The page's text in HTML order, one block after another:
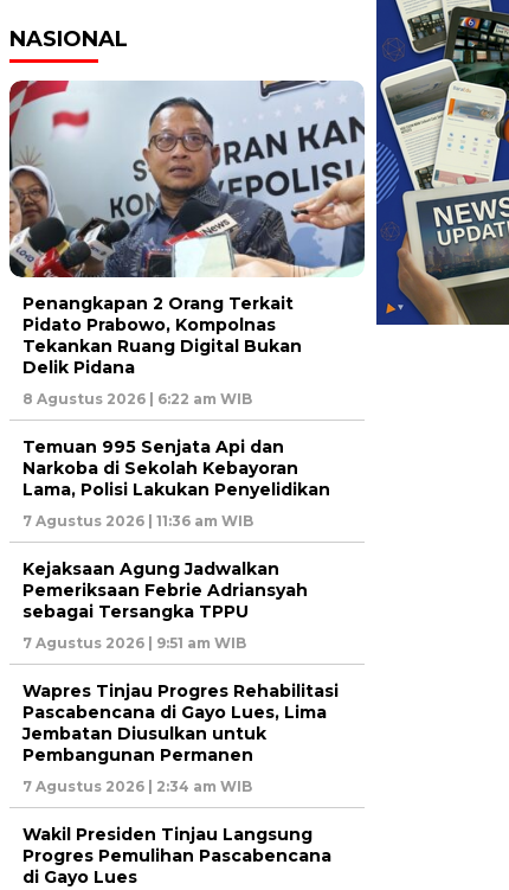
NASIONAL
Penangkapan 2 Orang Terkait
Pidato Prabowo, Kompolnas
Tekankan Ruang Digital Bukan
Delik Pidana
8 Agustus 2026 | 6:22 am WIB
Temuan 995 Senjata Api dan
Narkoba di Sekolah Kebayoran
Lama, Polisi Lakukan Penyelidikan
7 Agustus 2026 | 11:36 am WIB
Kejaksaan Agung Jadwalkan
Pemeriksaan Febrie Adriansyah
sebagai Tersangka TPPU
7 Agustus 2026 | 9:51 am WIB
Wapres Tinjau Progres Rehabilitasi
Pascabencana di Gayo Lues, Lima
Jembatan Diusulkan untuk
Pembangunan Permanen
7 Agustus 2026 | 2:34 am WIB
Wakil Presiden Tinjau Langsung
Progres Pemulihan Pascabencana
di Gayo Lues